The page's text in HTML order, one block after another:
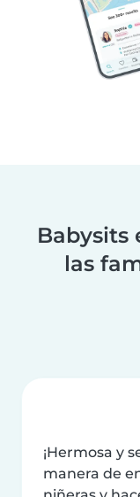
Babysits
las
¡Hermosa y
manera de